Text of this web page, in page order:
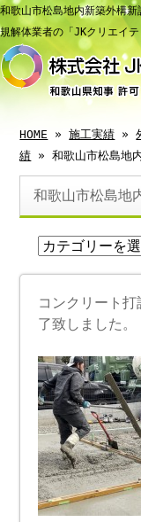
和歌山市松島地内新築外構
規解体業者の「JKクリエイテ
HOME »施工実績 »
績 » 和歌山市松島地
和歌山市松島地
コンクリート
了致しました。